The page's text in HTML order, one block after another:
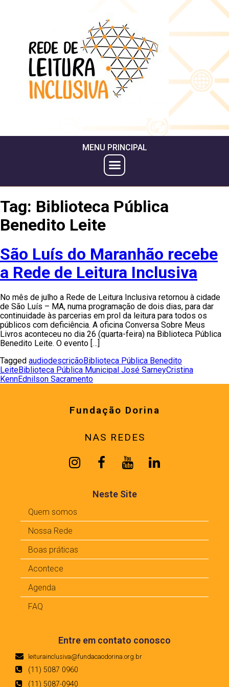
MENU PRINCIPAL
Tag: Biblioteca Pública
Benedito Leite
São Luís do Maranhão recebe
a Rede de Leitura Inclusiva
No mês de julho a Rede de Leitura Inclusiva retornou à cidade
de São Luís – MA, numa programação de dois dias, para dar
continuidade às parcerias em prol da leitura para todos os
públicos com deficiência. A oficina Conversa Sobre Meus
Livros aconteceu no dia 26 (quarta-feira) na Biblioteca Pública
Benedito Leite. O evento […]
Tagged audiodescriçãoBiblioteca Pública Benedito
LeiteBiblioteca Pública Municipal José SarneyCristina
KennEdnilson Sacramento
Fundação Dorina
NAS REDES
Neste Site
Quem somos
Nossa Rede
Boas práticas
Acontece
Agenda
FAQ
Entre em contato conosco
leiturainclusiva@fundacaodorina.org.br
(11) 5087 0960
(11) 5087-0940